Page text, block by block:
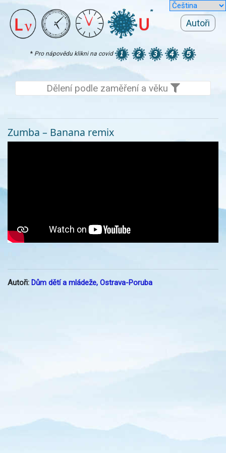
Autoři
* Pro nápovědu klikni na covid
Dělení podle zaměření a věku
Zumba – Banana remix
Autoři: Dům dětí a mládeže, Ostrava-Poruba